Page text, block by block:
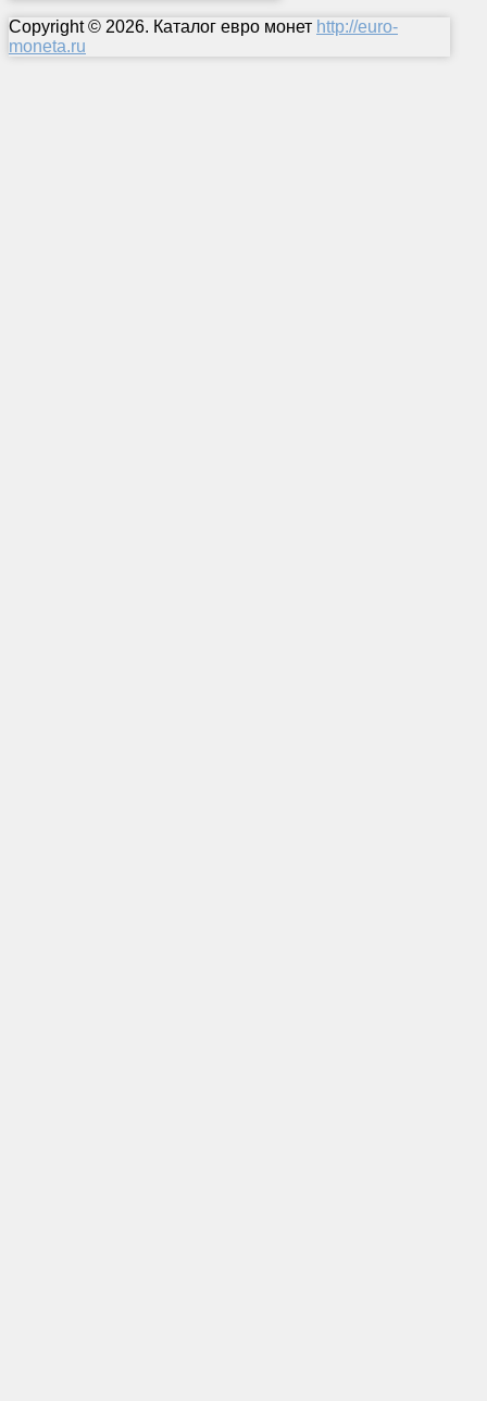
Copyright © 2026. Каталог евро монет http://euro-
moneta.ru